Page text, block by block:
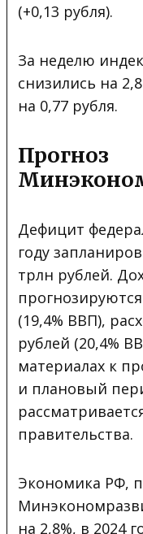
(+0,13 рубля).
За неделю
снизились на
на 0,77 рубля.
Прогноз
Дефицит
году
трлн рублей.
(19,4% ВВП),
рублей (20,4%
материалах к
и плановый
правительства.
Экономика РФ,
на 2,8%, в 2024